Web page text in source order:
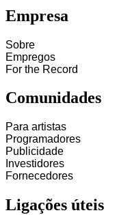
Empresa
Sobre
Empregos
For the Record
Comunidades
Para artistas
Programadores
Publicidade
Investidores
Fornecedores
Ligações úteis